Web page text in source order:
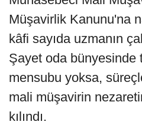
Müşavirlik Kanunu'na
kâfi sayıda uzmanın
Şayet oda bünyesinde
mensubu yoksa,
mali müşavirin
kılındı.